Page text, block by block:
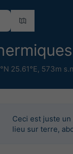
25.61°E, 573m
Ceci est juste
lieu sur terre,